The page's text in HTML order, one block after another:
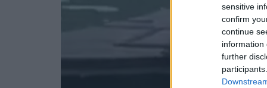
sensitive
confirm
continue
information
further